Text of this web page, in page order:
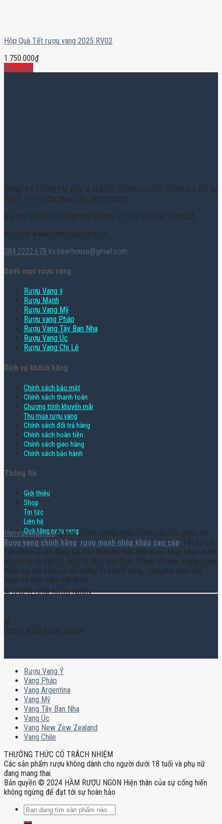
Hộp Quà Tết rượu vang 2025 RV02
1.750.000₫
Mua ngay
CÔNG TY TNHH TM XNK K HOUSE - GPKD số 0317003916 | Bởi Sở
KHĐT TP. Hồ Chí Minh cấp: 29/10/2021
Địa chỉ: Số 69-71 Phạm Huy Thông, P. 17, Q. Gò Vấp, TPHCM
Website: www.hamruoungon.com
084.2222.678 ks.beerhouse@gmail.com
Danh mục rượu vang
Rượu Vang ý
Rượu Mạnh
Rượu Vang Mỹ
Rượu vang Pháp
Rượu Vang Tây Ban Nha
Rượu Vang Úc
Rượu Vang Chi Lê
Dịch vụ khách hàng
Chính sách bảo mật
Chính sách thanh toán
Chương trình khuyến mãi
Thu mua rượu vang
Chính sách đổi trả hàng
Chính sách hoàn tiền
Chính sách giao hàng
Chính sách bảo hành
Thông tin
Giới thiệu
Shop
Tin tức
Liên hệ
Quà tặng rượu vang
Hamruoungon.vnlà một doanh nghiệp kinh doanh các sản phẩm về
Rượu vang chính hãng, rượu mạnh nhập khẩu cao cấp. Tất cả các
sản phẩm được đăng tải trên Website này đều được nhập khẩu chính
ngạch và có đầy đủ giấy tờ theo luật định. Chúng tôi luôn mong muốn
được sự lựa chọn và tin tưởng từ khách hàng, cũng như cam kết
phục vụ một cách tốt nhất!
© [2024] HẦM RƯỢU NGON
©
[2024] HẦM RƯỢU NGON
Rượu Vang Ý
Vang Pháp
Vang Argentina
Vang Mỹ
Vang Tây Ban Nha
Vang Úc
Vang New Zew Zealand
Vang Chile
THƯỞNG THỨC CÓ TRÁCH NHIỆM
Các sản phẩm rượu không dành cho người dưới 18 tuổi và phụ nữ
đang mang thai.
Bản quyền © 2024 HẦM RƯỢU NGON Hiện thân của sự cống hiến
không ngừng để đạt tới sự hoàn hảo
Tìm